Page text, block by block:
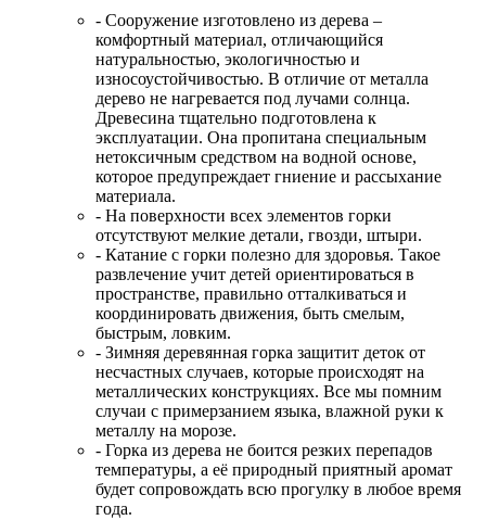
- Сооружение изготовлено из дерева –
комфортный материал, отличающийся
натуральностью, экологичностью и
износоустойчивостью. В отличие от металла
дерево не нагревается под лучами солнца.
Древесина тщательно подготовлена к
эксплуатации. Она пропитана специальным
нетоксичным средством на водной основе,
которое предупреждает гниение и рассыхание
материала.
- На поверхности всех элементов горки
отсутствуют мелкие детали, гвозди, штыри.
- Катание с горки полезно для здоровья. Такое
развлечение учит детей ориентироваться в
пространстве, правильно отталкиваться и
координировать движения, быть смелым,
быстрым, ловким.
- Зимняя деревянная горка защитит деток от
несчастных случаев, которые происходят на
металлических конструкциях. Все мы помним
случаи с примерзанием языка, влажной руки к
металлу на морозе.
- Горка из дерева не боится резких перепадов
температуры, а её природный приятный аромат
будет сопровождать всю прогулку в любое время
года.